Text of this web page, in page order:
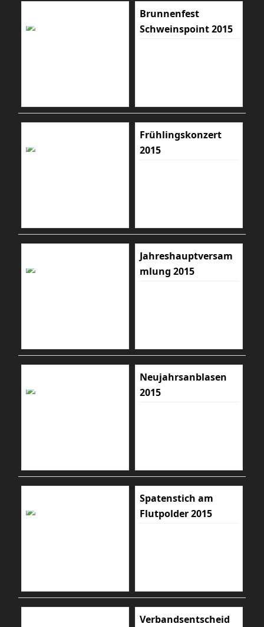
Brunnenfest
Schweinspoint 2015
Frühlingskonzert
2015
Jahreshauptversam
mlung 2015
Neujahrsanblasen
2015
Spatenstich am
Flutpolder 2015
Verbandsentscheid